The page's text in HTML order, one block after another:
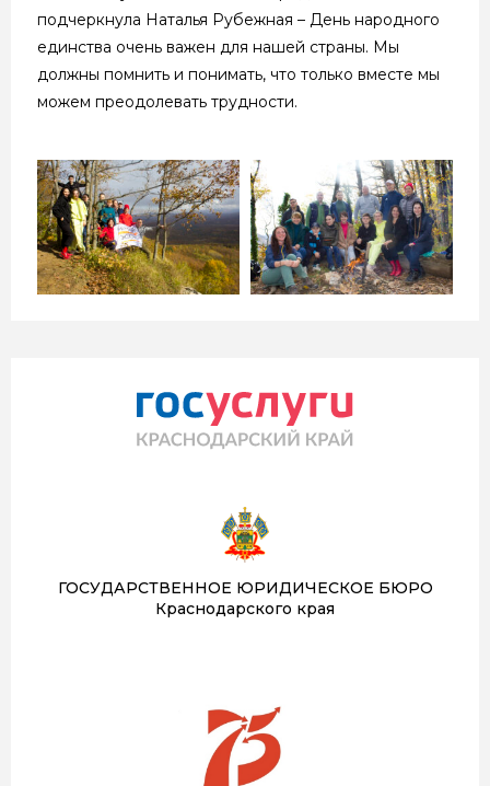
подчеркнула Наталья Рубежная – День народного
единства очень важен для нашей страны. Мы
должны помнить и понимать, что только вместе мы
можем преодолевать трудности.
ГОСУДАРСТВЕННОЕ ЮРИДИЧЕСКОЕ БЮРО
Краснодарского края